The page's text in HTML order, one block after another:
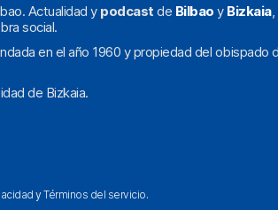
Actualidad y podcast de Bilbao y Bizkaia,
social.
en el año 1960 y propiedad del
de Bizkaia.
yTérminos del servicio.